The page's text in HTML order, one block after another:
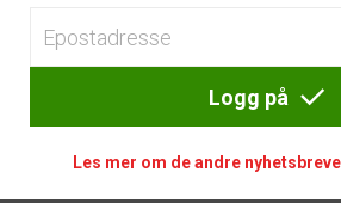
Logg på
Les mer om de andre